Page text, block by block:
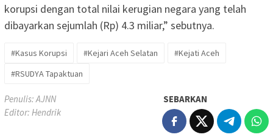
korupsi dengan total nilai kerugian negara yang telah
dibayarkan sejumlah (Rp) 4.3 miliar,” sebutnya.
#Kasus Korupsi #Kejari Aceh Selatan
#Kejati Aceh
#RSUDYA Tapaktuan
Penulis: AJNN
Editor: Hendrik
SEBARKAN